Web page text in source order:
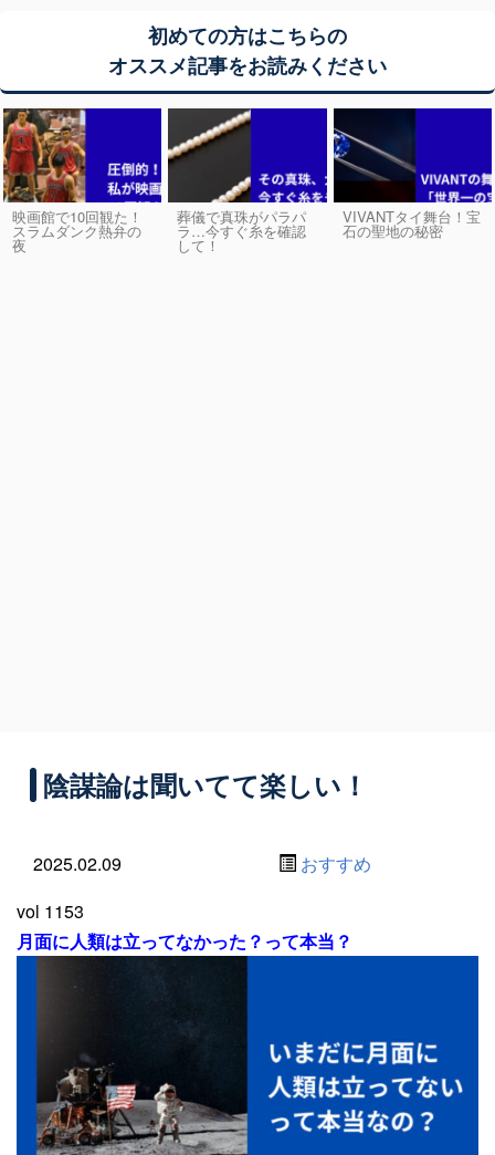
初めての方はこちらの
オススメ記事をお読みください
映画館で10回観た！
スラムダンク熱弁の
夜
葬儀で真珠がパラパ
ラ…今すぐ糸を確認
して！
VIVANTタイ舞台！宝
石の聖地の秘密
陰謀論は聞いてて楽しい！
2025.02.09
おすすめ
vol 1153
月面に人類は立ってなかった？って本当？